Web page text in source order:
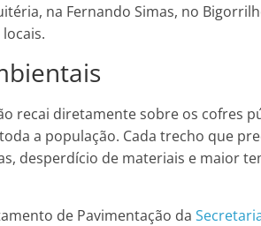
na Fernando Simas, no
recai diretamente sobre os cofres
a população. Cada trecho que
desperdício de materiais e maior
de Pavimentação da